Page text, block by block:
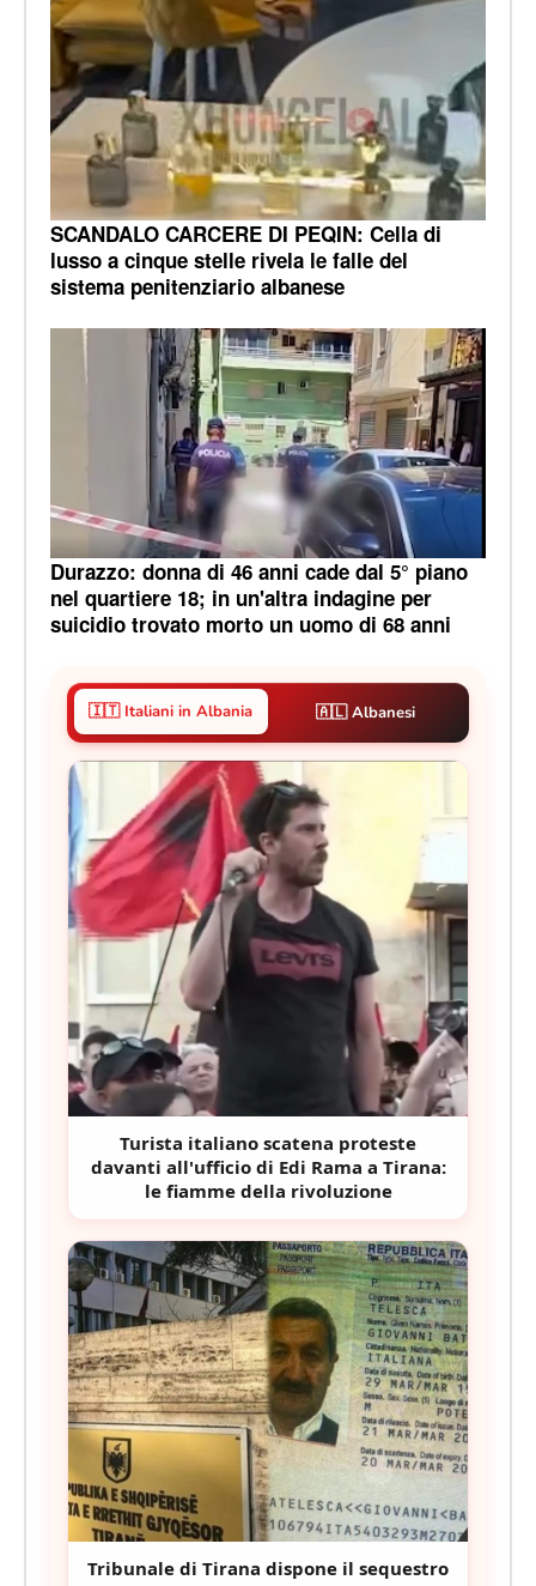
SCANDALO CARCERE DI PEQIN: Cella di
lusso a cinque stelle rivela le falle del
sistema penitenziario albanese
Durazzo: donna di 46 anni cade dal 5° piano
nel quartiere 18; in un'altra indagine per
suicidio trovato morto un uomo di 68 anni
🇮🇹 Italiani in Albania 🇦🇱 Albanesi
Turista italiano scatena proteste
davanti all'ufficio di Edi Rama a Tirana:
le fiamme della rivoluzione
Tribunale di Tirana dispone il sequestro